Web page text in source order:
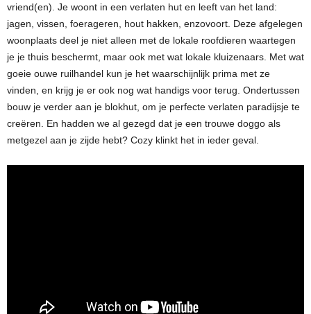
vriend(en). Je woont in een verlaten hut en leeft van het land:
jagen, vissen, foerageren, hout hakken, enzovoort. Deze afgelegen
woonplaats deel je niet alleen met de lokale roofdieren waartegen
je je thuis beschermt, maar ook met wat lokale kluizenaars. Met wat
goeie ouwe ruilhandel kun je het waarschijnlijk prima met ze
vinden, en krijg je er ook nog wat handigs voor terug. Ondertussen
bouw je verder aan je blokhut, om je perfecte verlaten paradijsje te
creëren. En hadden we al gezegd dat je een trouwe doggo als
metgezel aan je zijde hebt? Cozy klinkt het in ieder geval.